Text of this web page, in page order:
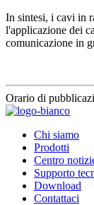
In sintesi, i cavi in
l'applicazione dei
comunicazione in
Orario di
Chi siamo
Prodotti
Centro
Supporto
Download
Contattaci